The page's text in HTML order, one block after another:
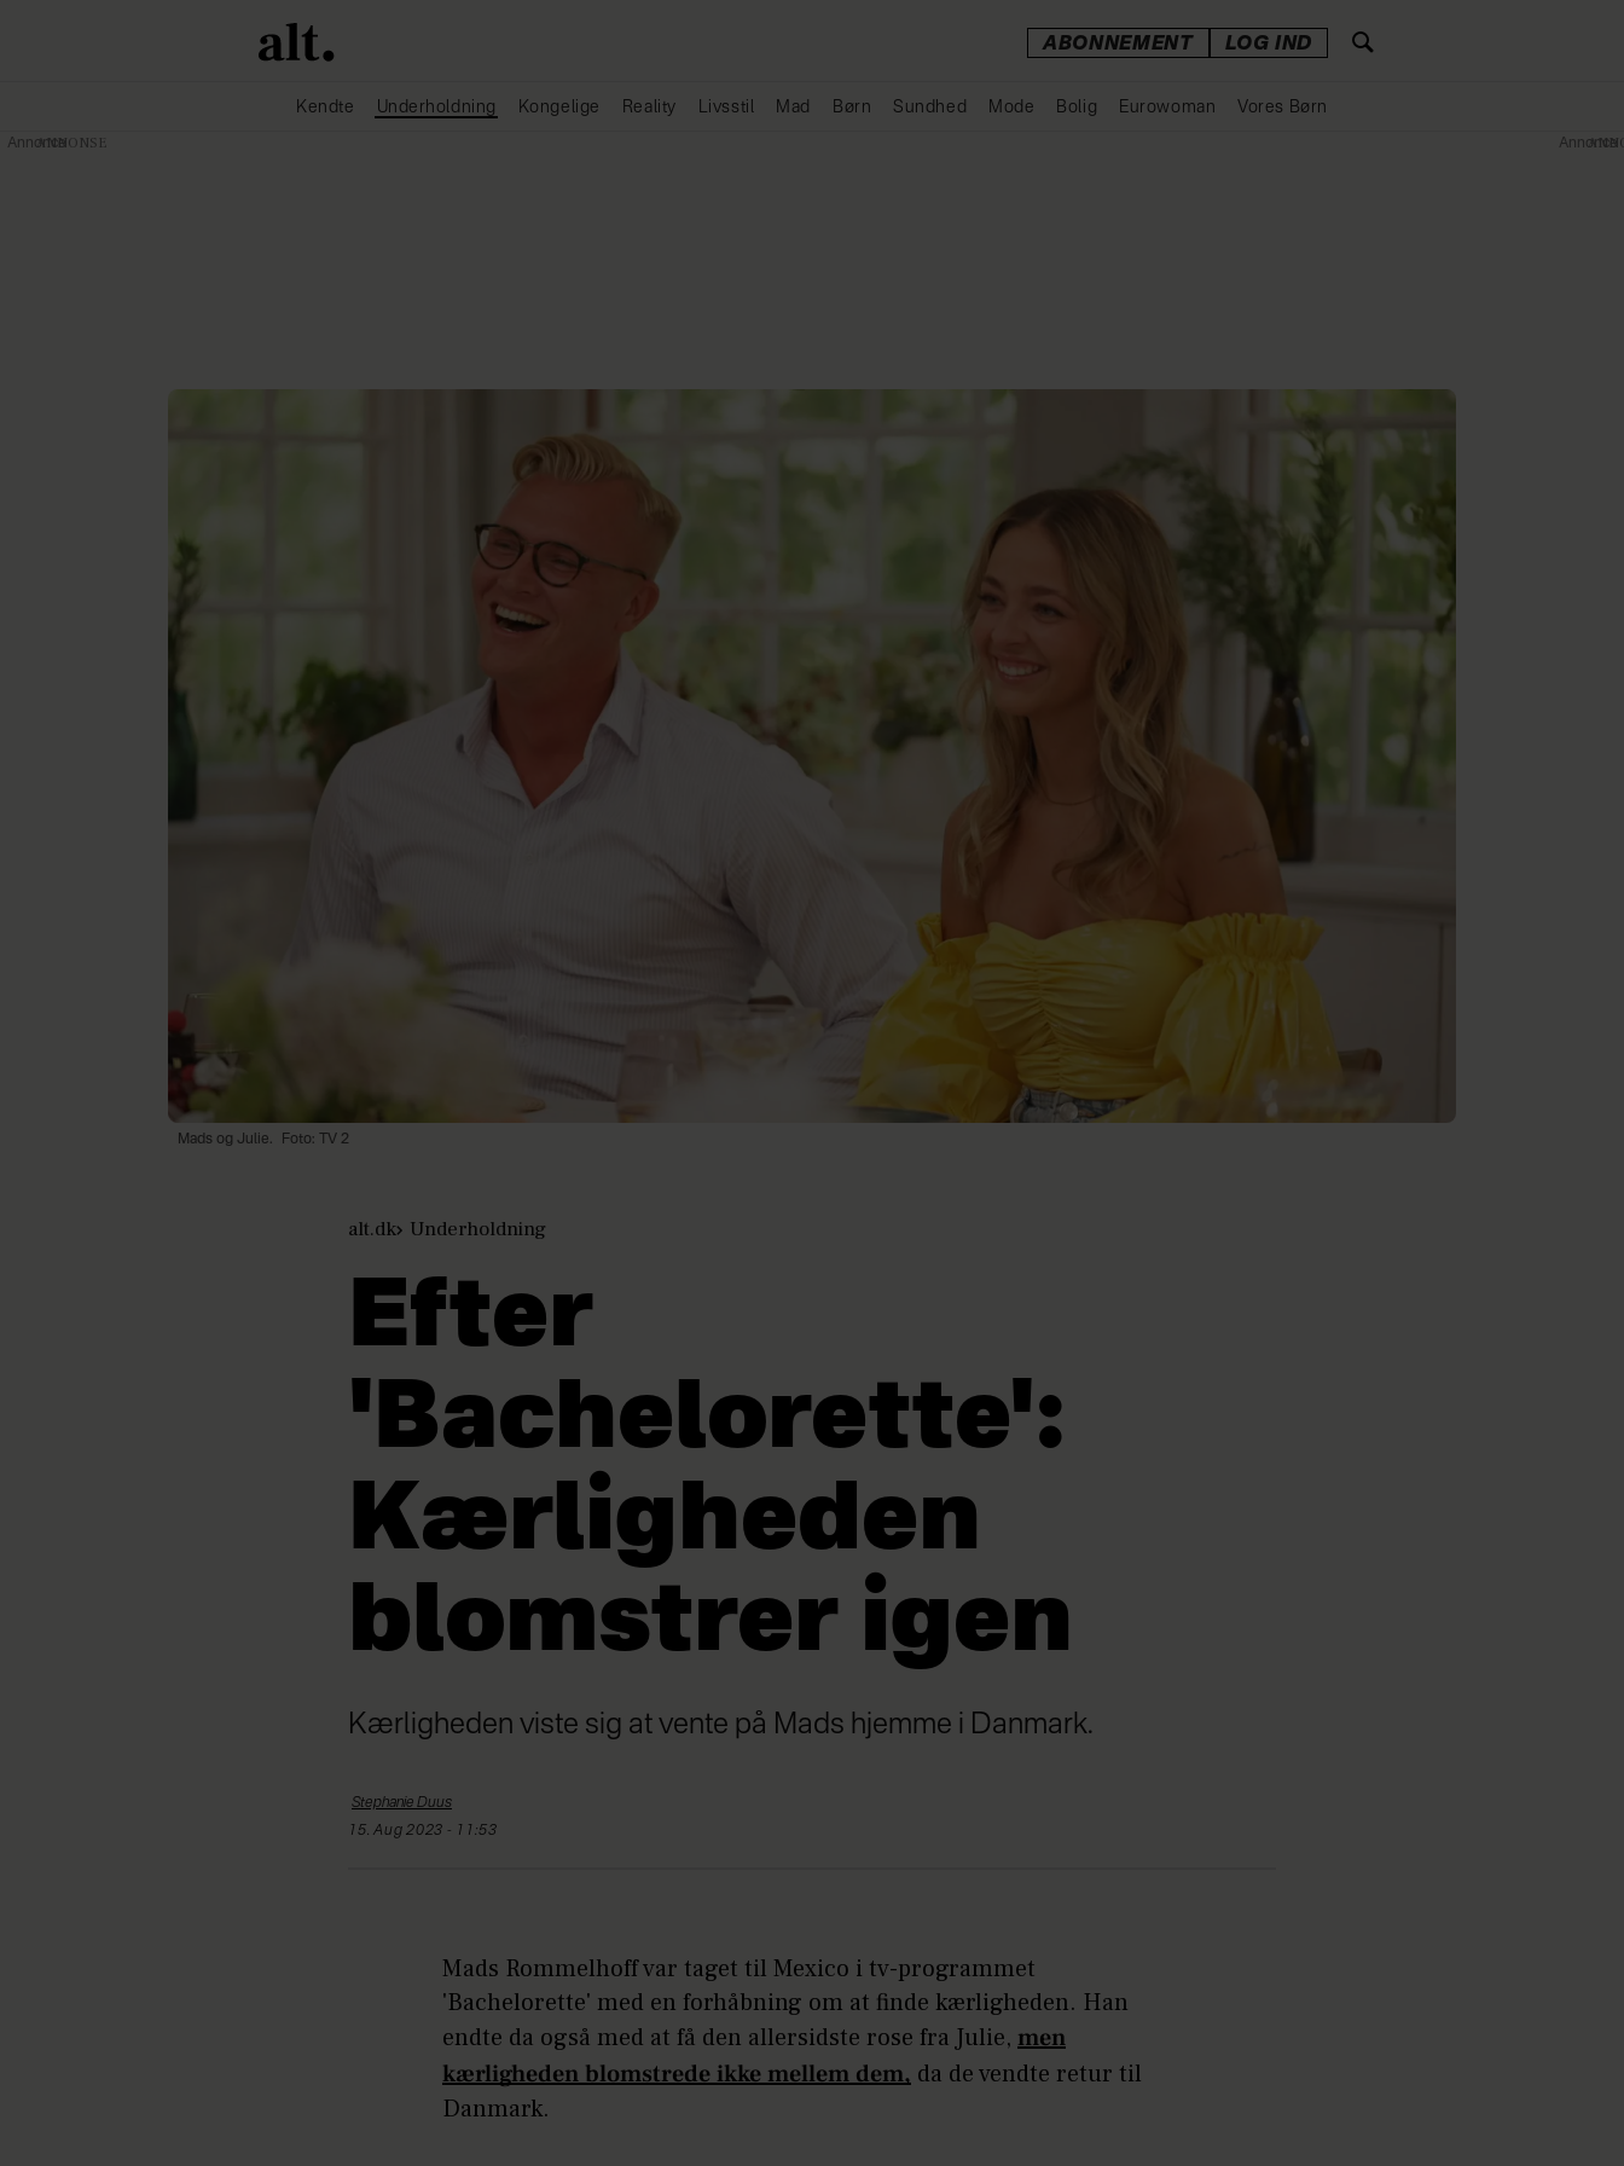
ABONNEMENT LOG IND
Kendte Underholdning Kongelige Reality Livsstil Mad Børn Sundhed Mode Bolig Eurowoman Vores Børn
Mads og Julie. Foto: TV 2
alt.dk Underholdning
Efter
'Bachelorette':
Kærligheden
blomstrer igen
Kærligheden viste sig at vente på Mads hjemme i Danmark.
Stephanie Duus
15. Aug 2023 - 11:53
Mads Rommelhoff var taget til Mexico i tv-programmet
'Bachelorette' med en forhåbning om at finde kærligheden. Han
endte da også med at få den allersidste rose fra Julie, men
kærligheden blomstrede ikke mellem dem, da de vendte retur til
Danmark.
Annonce Annonce